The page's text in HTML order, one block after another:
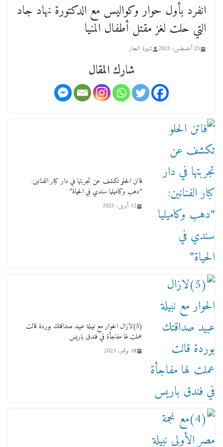
عن عمر يناهز ال99 عاما وشهر رحيل شقيق ميشيل
أحد ودفنه في هدوء الأحد الماضي
18 فبراير، 2026
انفرد بأول حوار وكواليس مع الدكتورة نهاد جاد
التي حلت لغز مقتل أطفال المنيا
25 أغسطس، 2025 شهيرة النجار
شارك المقال
فاتن الحلو تكشف عن تجربتها في دار كبار الفنانين:
“دهب وكاميليا سندي في الحياة”
12 أبريل، 2025
(5)لازال الحوار مع نبيلة عبيد صداقتك بوردة قالت
عملت لها مفاجأة في فندق باريس
18 نوفمبر، 2023